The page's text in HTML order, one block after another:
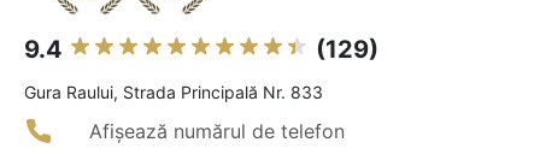
9.4 (129)
Gura Raului, Strada Principală Nr. 833
Afișează numărul de telefon